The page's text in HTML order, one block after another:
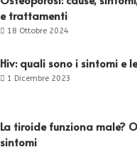
e trattamenti
18 Ottobre 2024
Hiv: quali sono i sintomi e
1 Dicembre 2023
La tiroide funziona male?
sintomi